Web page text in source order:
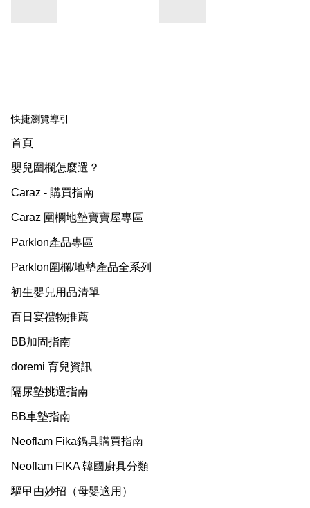
快捷瀏覽導引
首頁
嬰兒圍欄怎麼選？
Caraz - 購買指南
Caraz 圍欄地墊寶寶屋專區
Parklon產品專區
Parklon圍欄/地墊產品全系列
初生嬰兒用品清單
百日宴禮物推薦
BB加固指南
doremi 育兒資訊
隔尿墊挑選指南
BB車墊指南
Neoflam Fika鍋具購買指南
Neoflam FIKA 韓國廚具分類
驅曱甴妙招（母嬰適用）